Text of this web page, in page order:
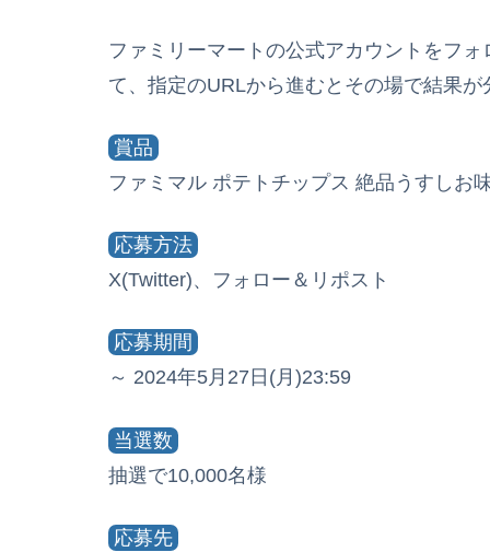
ファミリーマートの公式アカウントをフ
て、指定のURLから進むとその場で結果が
賞品
ファミマル ポテトチップス 絶品うすしお
応募方法
X(Twitter)、フォロー＆リポスト
応募期間
～ 2024年5月27日(月)23:59
当選数
抽選で10,000名様
応募先